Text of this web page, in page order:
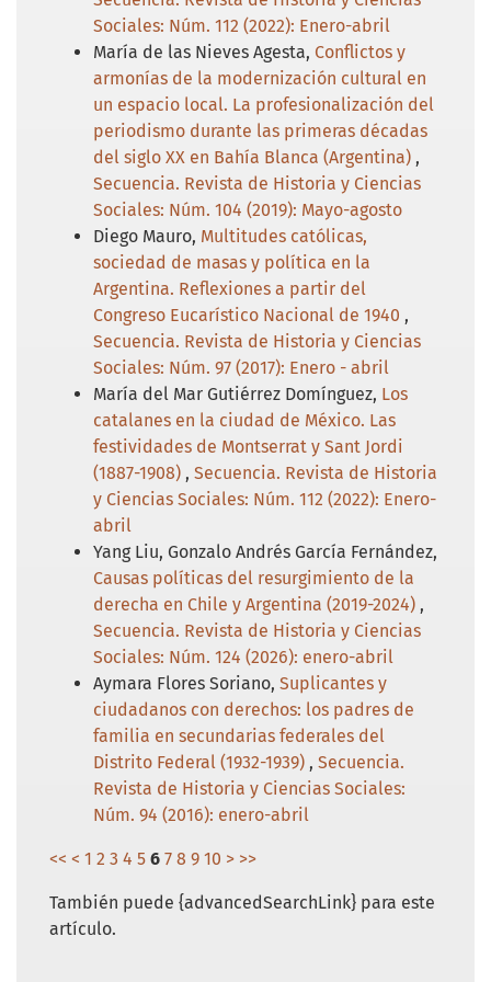
Sociales: Núm. 112 (2022): Enero-abril
María de las Nieves Agesta, Conflictos y
armonías de la modernización cultural en
un espacio local. La profesionalización del
periodismo durante las primeras décadas
del siglo XX en Bahía Blanca (Argentina) ,
Secuencia. Revista de Historia y Ciencias
Sociales: Núm. 104 (2019): Mayo-agosto
Diego Mauro, Multitudes católicas,
sociedad de masas y política en la
Argentina. Reflexiones a partir del
Congreso Eucarístico Nacional de 1940 ,
Secuencia. Revista de Historia y Ciencias
Sociales: Núm. 97 (2017): Enero - abril
María del Mar Gutiérrez Domínguez, Los
catalanes en la ciudad de México. Las
festividades de Montserrat y Sant Jordi
(1887-1908) , Secuencia. Revista de Historia
y Ciencias Sociales: Núm. 112 (2022): Enero-
abril
Yang Liu, Gonzalo Andrés García Fernández,
Causas políticas del resurgimiento de la
derecha en Chile y Argentina (2019-2024) ,
Secuencia. Revista de Historia y Ciencias
Sociales: Núm. 124 (2026): enero-abril
Aymara Flores Soriano, Suplicantes y
ciudadanos con derechos: los padres de
familia en secundarias federales del
Distrito Federal (1932-1939) , Secuencia.
Revista de Historia y Ciencias Sociales:
Núm. 94 (2016): enero-abril
<< < 1 2 3 4 5 6 7 8 9 10 > >>
También puede {advancedSearchLink} para este
artículo.